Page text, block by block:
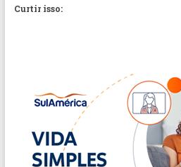
Curtir isso: